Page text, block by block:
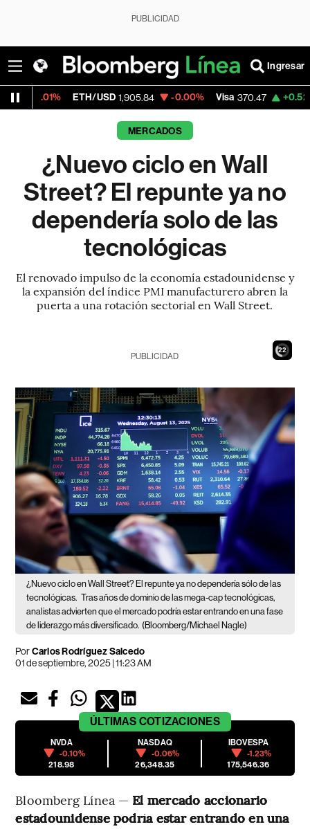
PUBLICIDAD
Ingresar
1,905.84 -0.00% Visa 370.47 +0.52% MercadoLibre
MERCADOS
¿Nuevo ciclo en Wall
Street? El repunte ya no
dependería solo de las
tecnológicas
El renovado impulso de la economía estadounidense y
la expansión del índice PMI manufacturero abren la
puerta a una rotación sectorial en Wall Street.
20
PUBLICIDAD
¿Nuevo ciclo en Wall Street? El repunte ya no dependería sólo de las
tecnológicas. Tras años de dominio de las mega-cap tecnológicas,
analistas advierten que el mercado podría estar entrando en una fase
de liderazgo más diversificado. (Bloomberg/Michael Nagle)
PorCarlos Rodríguez Salcedo
01 de septiembre, 2025 | 11:23 AM
ÚLTIMAS COTIZACIONES
NVDA
-0.10%
218.98
NASDAQ
-0.06%
26,348.35
IBOVESPA
-1.23%
175,546.36
Bloomberg Línea — El mercado accionario
estadounidense podría estar entrando en una